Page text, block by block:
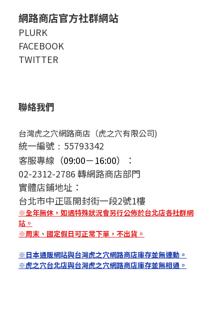
網路商店官方社群網站
PLURK
FACEBOOK
TWITTER
聯絡我們
台灣虎之穴網路商店（虎之穴有限公司)
統一編號 ： 55793342
客服專線 （09:00－16:00）
：
02-2312-2786 轉網路商店部門
實體店鋪地址：
台北市中正區開封街一段2號1樓
※全年無休，如遇特殊狀況會另行公佈於台北店各社群網
站。
※周末、國定假日可正常下單，不出貨。
※日本通販網站與台灣虎之穴網路商店庫存並無連動。
※虎之穴台北店與台灣虎之穴網路商店庫存並無相通。